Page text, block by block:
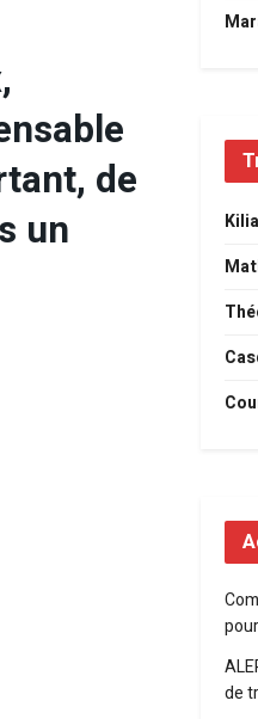
de
un
de